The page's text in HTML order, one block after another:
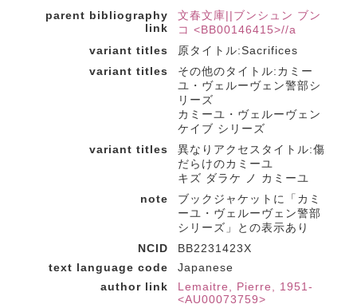
parent bibliography
link
文春文庫||ブンシュン ブン
コ <BB00146415>//a
variant titles
原タイトル:Sacrifices
variant titles
その他のタイトル:カミー
ユ・ヴェルーヴェン警部シ
リーズ
カミーユ・ヴェルーヴェン
ケイブ シリーズ
variant titles
異なりアクセスタイトル:傷
だらけのカミーユ
キズ ダラケ ノ カミーユ
note
ブックジャケットに「カミ
ーユ・ヴェルーヴェン警部
シリーズ」との表示あり
NCID
BB2231423X
text language code
Japanese
author link
Lemaitre, Pierre, 1951-
<AU00073759>